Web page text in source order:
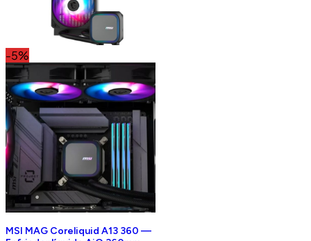
-5%
MSI MAG Coreliquid A13 360 —